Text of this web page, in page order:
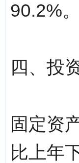
90.2%。
四、投
固定资
比上年